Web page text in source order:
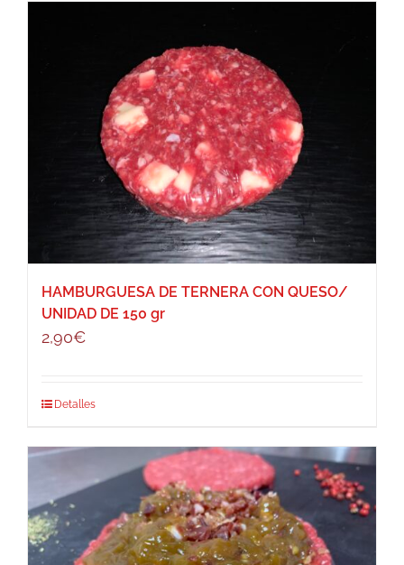
HAMBURGUESA DE TERNERA CON QUESO/
UNIDAD DE 150 gr
2,90€
Detalles